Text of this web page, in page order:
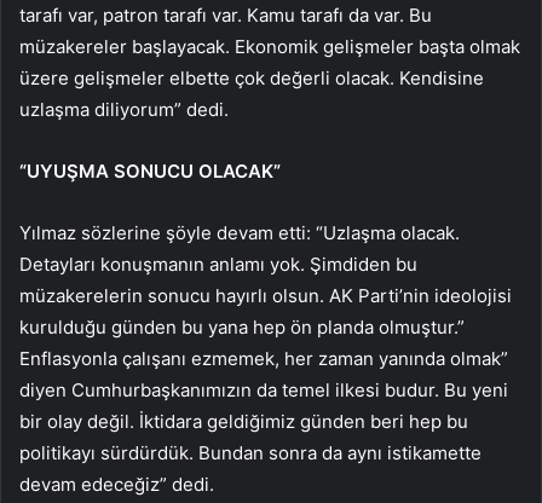
tarafı var, patron tarafı var. Kamu tarafı da var. Bu
müzakereler başlayacak. Ekonomik gelişmeler başta olmak
üzere gelişmeler elbette çok değerli olacak. Kendisine
uzlaşma diliyorum” dedi.
“UYUŞMA SONUCU OLACAK”
Yılmaz sözlerine şöyle devam etti: “Uzlaşma olacak.
Detayları konuşmanın anlamı yok. Şimdiden bu
müzakerelerin sonucu hayırlı olsun. AK Parti’nin ideolojisi
kurulduğu günden bu yana hep ön planda olmuştur.”
Enflasyonla çalışanı ezmemek, her zaman yanında olmak”
diyen Cumhurbaşkanımızın da temel ilkesi budur. Bu yeni
bir olay değil. İktidara geldiğimiz günden beri hep bu
politikayı sürdürdük. Bundan sonra da aynı istikamette
devam edeceğiz” dedi.